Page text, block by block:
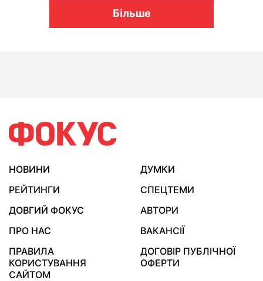
Більше
НОВИНИ
ДУМКИ
РЕЙТИНГИ
СПЕЦТЕМИ
ДОВГИЙ ФОКУС
АВТОРИ
ПРО НАС
ВАКАНСІЇ
ПРАВИЛА
КОРИСТУВАННЯ
САЙТОМ
ДОГОВІР ПУБЛІЧНОЇ
ОФЕРТИ